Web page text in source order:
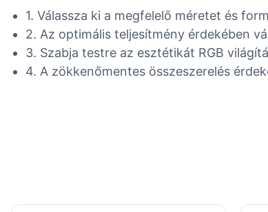
1. Válassza ki a megfelelő méretet és
2. Az optimális teljesítmény érdekében
3. Szabja testre az esztétikát RGB
4. A zökkenőmentes összeszerelés